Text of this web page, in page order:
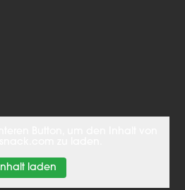
Inhalt laden